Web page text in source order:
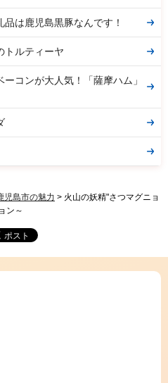
品は鹿児島黒豚なんです！
トルティーヤ
ーコンが大人気！「薩摩ハム」
児島市の魅力 > 火山の妖精"さつマグニョ
ン～